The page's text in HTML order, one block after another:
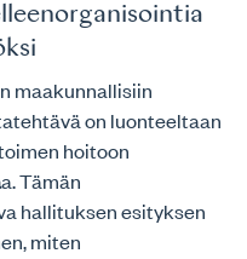
maakunnallisiin
on luonteeltaan
hoitoon
a. Tämän
hallituksen esityksen
miten